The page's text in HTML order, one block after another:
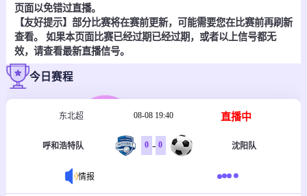
页面以免错过直播。
【友好提示】部分比赛将在赛前更新，可能需要您在比赛前再刷新
查看。 如果本页面比赛已经过期已经过期，或者以上信号都无
效，请查看最新直播信号。
今日赛程
东北超 08-08 19:40 直播中
呼和浩特队 0 - 0 沈阳队
情报